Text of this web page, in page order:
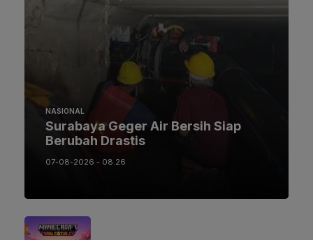
NASIONAL
Surabaya Geger Air Bersih Siap
Berubah Drastis
07-08-2026 - 08.26